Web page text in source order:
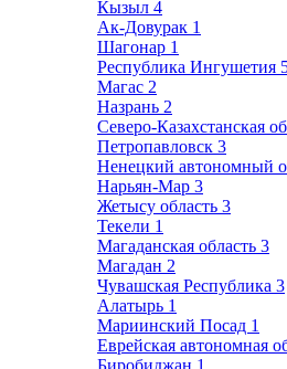
Кызыл 4
Ак-Довурак 1
Шагонар 1
Республика Ингушетия
Магас 2
Назрань 2
Северо-Казахстанская
Петропавловск 3
Ненецкий автономный
Нарьян-Мар 3
Жетысу область 3
Текели 1
Магаданская область 3
Магадан 2
Чувашская Республика 3
Алатырь 1
Мариинский Посад 1
Еврейская автономная
Биробиджан 1